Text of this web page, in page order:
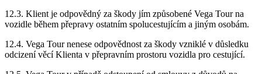
12.3. Klient je odpovědný za škody jím způsobené Vega Tour na
vozidle během přepravy ostatním spolucestujícím a jiným osobám.
12.4. Vega Tour nenese odpovědnost za škody vzniklé v důsledku
odcizení věcí Klienta v přepravním prostoru vozidla pro cestující.